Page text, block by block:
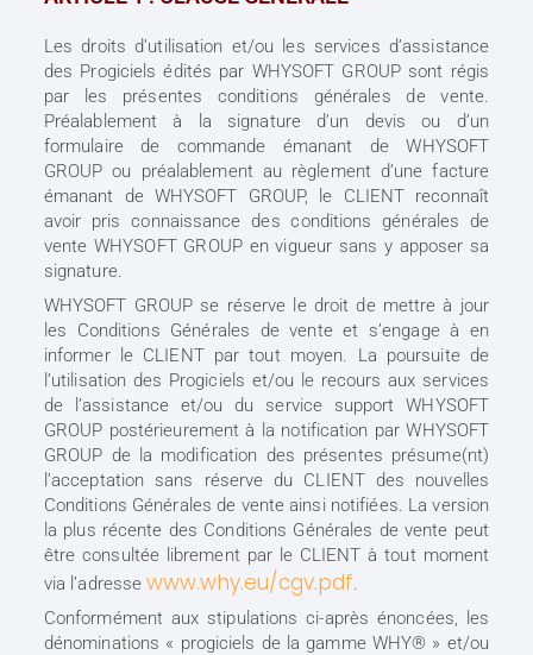
Les droits d’utilisation et/ou les services d’assistance
des Progiciels édités par WHYSOFT GROUP sont régis
par les présentes conditions générales de vente.
Préalablement à la signature d’un devis ou d’un
formulaire de commande émanant de WHYSOFT
GROUP ou préalablement au règlement d’une facture
émanant de WHYSOFT GROUP, le CLIENT reconnaît
avoir pris connaissance des conditions générales de
vente WHYSOFT GROUP en vigueur sans y apposer sa
signature.
WHYSOFT GROUP se réserve le droit de mettre à jour
les Conditions Générales de vente et s’engage à en
informer le CLIENT par tout moyen. La poursuite de
l’utilisation des Progiciels et/ou le recours aux services
de l’assistance et/ou du service support WHYSOFT
GROUP postérieurement à la notification par WHYSOFT
GROUP de la modification des présentes présume(nt)
l’acceptation sans réserve du CLIENT des nouvelles
Conditions Générales de vente ainsi notifiées. La version
la plus récente des Conditions Générales de vente peut
être consultée librement par le CLIENT à tout moment
via l’adressewww.why.eu/cgv.pdf
Conformément aux stipulations ci-après énoncées, les
dénominations « progiciels de la gamme WHY® » et/ou